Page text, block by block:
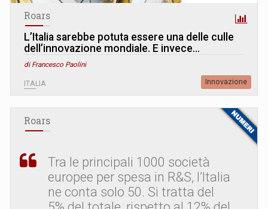
Roars
L’Italia sarebbe potuta essere una delle culle
dell’innovazione mondiale. E invece…
di Francesco Paolini
ITALIA Innovazione
Roars
Tra le principali 1000 società
europee per spesa in R&S, l’Italia
ne conta solo 50. Si tratta del